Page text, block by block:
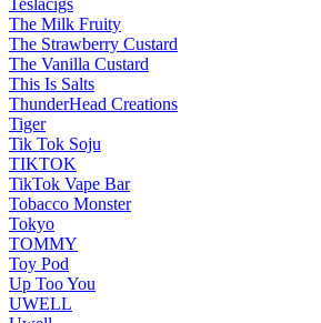
Teslacigs
The Milk Fruity
The Strawberry Custard
The Vanilla Custard
This Is Salts
ThunderHead Creations
Tiger
Tik Tok Soju
TIKTOK
TikTok Vape Bar
Tobacco Monster
Tokyo
TOMMY
Toy Pod
Up Too You
UWELL